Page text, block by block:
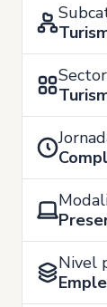
Sector
Nivel